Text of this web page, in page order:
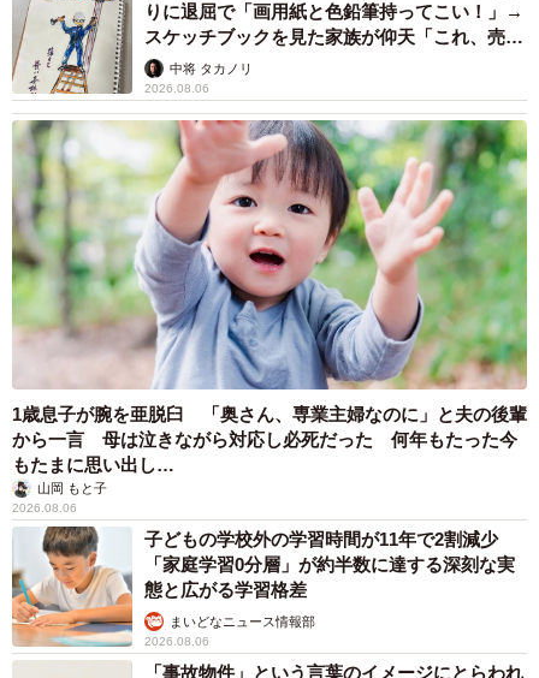
りに退屈で「画用紙と色鉛筆持ってこい！」→
スケッチブックを見た家族が仰天「これ、売れ
ますよ…」
中将 タカノリ
2026.08.06
1歳息子が腕を亜脱臼 「奥さん、専業主婦なのに」と夫の後輩
から一言 母は泣きながら対応し必死だった 何年もたった今
もたまに思い出し…
山岡 もと子
2026.08.06
子どもの学校外の学習時間が11年で2割減少
「家庭学習0分層」が約半数に達する深刻な実
態と広がる学習格差
まいどなニュース情報部
2026.08.06
「事故物件」という言葉のイメージにとらわれ